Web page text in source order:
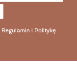
Regulamin i Politykę